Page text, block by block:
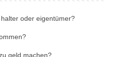
oder eigentümer?
geld machen?